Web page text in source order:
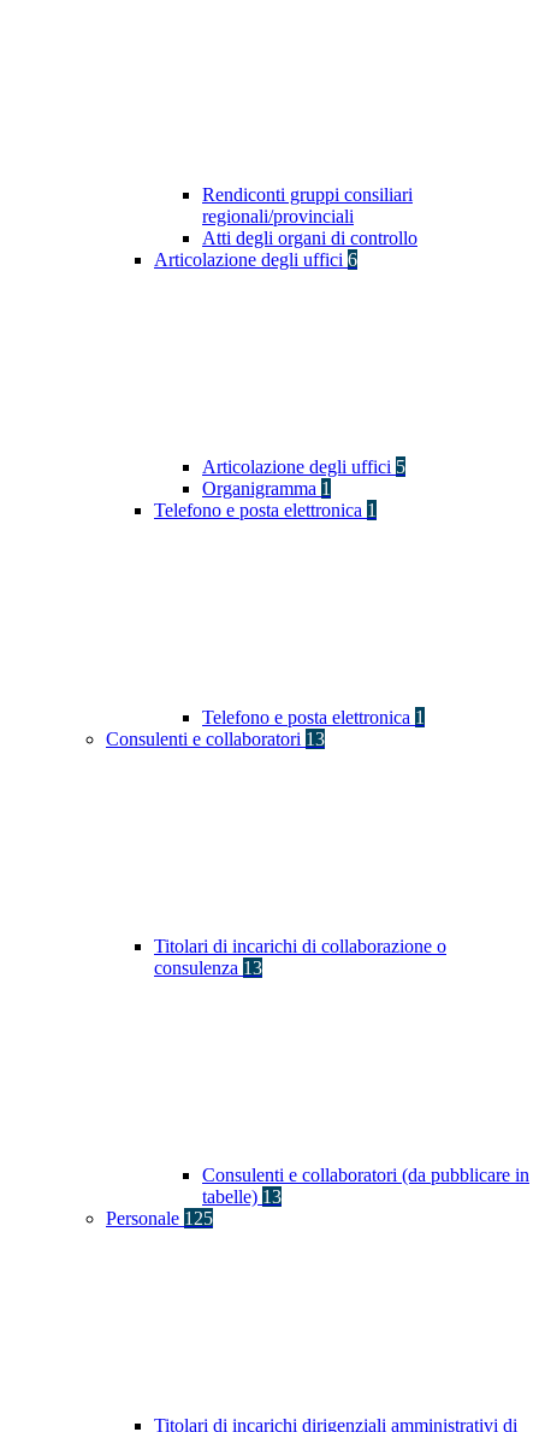
Rendiconti gruppi consiliari
regionali/provinciali
Atti degli organi di controllo
Articolazione degli uffici 6
Articolazione degli uffici 5
Organigramma 1
Telefono e posta elettronica 1
Telefono e posta elettronica 1
Consulenti e collaboratori 13
Titolari di incarichi di collaborazione o
consulenza 13
Consulenti e collaboratori (da pubblicare in
tabelle) 13
Personale 125
Titolari di incarichi dirigenziali amministrativi di